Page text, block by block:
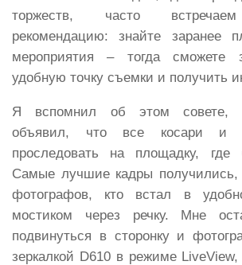
торжеств, часто
рекомендацию: знайте заранее
мероприятия – тогда сможете
удобную точку съемки и получить
Я вспомнил об этом совете,
объявил, что все косари и
проследовать на площадку, где
Самые лучшие кадры получились,
фотографов, кто встал в
мостиком через речку. Мне
подвинуться в сторонку и
зеркалкой D610 в режиме